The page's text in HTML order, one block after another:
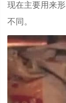
现在主要用来
不同。